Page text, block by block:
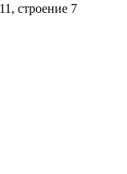
строение 7